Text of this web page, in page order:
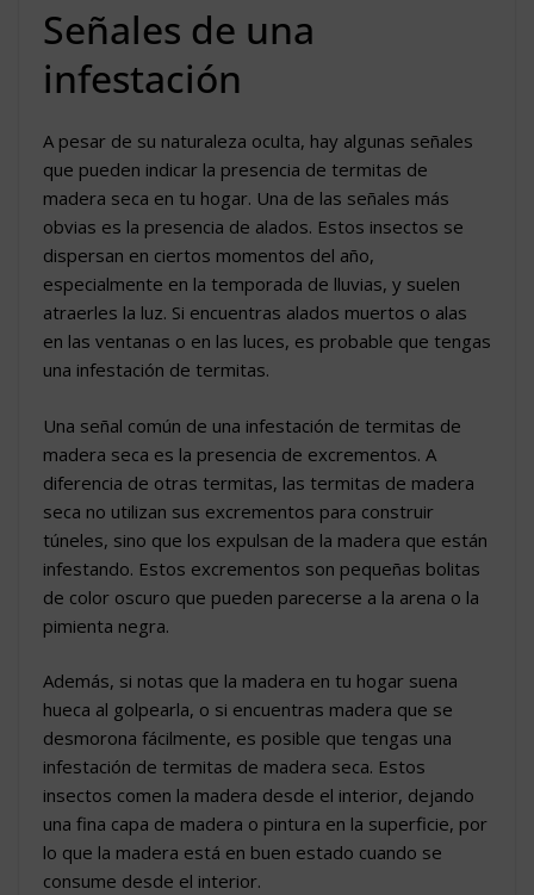
Señales de una
infestación
A pesar de su naturaleza oculta, hay algunas señales
que pueden indicar la presencia de termitas de
madera seca en tu hogar. Una de las señales más
obvias es la presencia de alados. Estos insectos se
dispersan en ciertos momentos del año,
especialmente en la temporada de lluvias, y suelen
atraerles la luz. Si encuentras alados muertos o alas
en las ventanas o en las luces, es probable que tengas
una infestación de termitas.
Una señal común de una infestación de termitas de
madera seca es la presencia de excrementos. A
diferencia de otras termitas, las termitas de madera
seca no utilizan sus excrementos para construir
túneles, sino que los expulsan de la madera que están
infestando. Estos excrementos son pequeñas bolitas
de color oscuro que pueden parecerse a la arena o la
pimienta negra.
Además, si notas que la madera en tu hogar suena
hueca al golpearla, o si encuentras madera que se
desmorona fácilmente, es posible que tengas una
infestación de termitas de madera seca. Estos
insectos comen la madera desde el interior, dejando
una fina capa de madera o pintura en la superficie, por
lo que la madera está en buen estado cuando se
consume desde el interior.